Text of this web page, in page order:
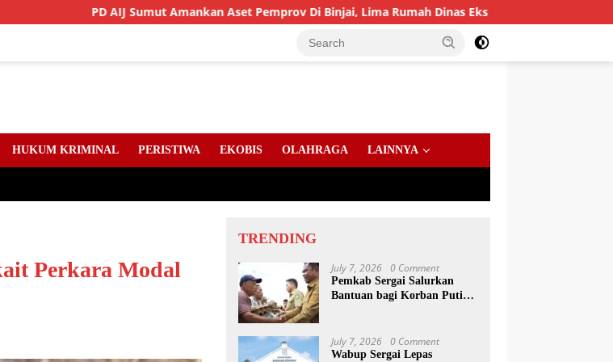
PD AIJ Sumut Amankan Aset Pemprov Di Binjai, Lima Rumah Dinas Eks Bioskop Ria Dibongkar
HUKUM KRIMINAL PERISTIWA EKOBIS OLAHRAGA LAINNYA
Perkara Modal
TRENDING
July 7, 2026 0 Comment
Pemkab Sergai Salurkan
Bantuan bagi Korban Puting
July 7, 2026 0 Comment
Wabup Sergai Lepas